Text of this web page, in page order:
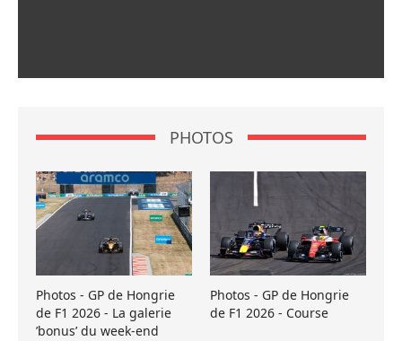
PHOTOS
Photos - GP de Hongrie
de F1 2026 - La galerie
’bonus’ du week-end
Photos - GP de Hongrie
de F1 2026 - Course